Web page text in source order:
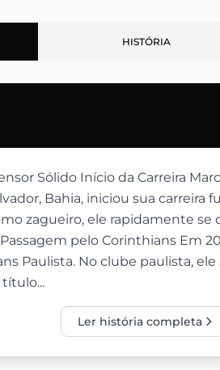
HISTÓRIA
Sólido Início da Carreira
Bahia, iniciou sua carreira
zagueiro, ele rapidamente se
pelo Corinthians Em
Paulista. No clube paulista,
Ler história completa